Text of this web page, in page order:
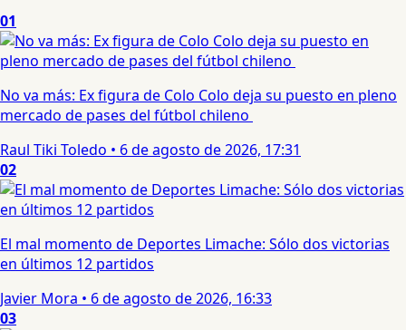
01
No va más: Ex figura de Colo Colo deja su puesto en pleno
mercado de pases del fútbol chileno
Raul Tiki Toledo • 6 de agosto de 2026, 17:31
02
El mal momento de Deportes Limache: Sólo dos victorias
en últimos 12 partidos
Javier Mora • 6 de agosto de 2026, 16:33
03